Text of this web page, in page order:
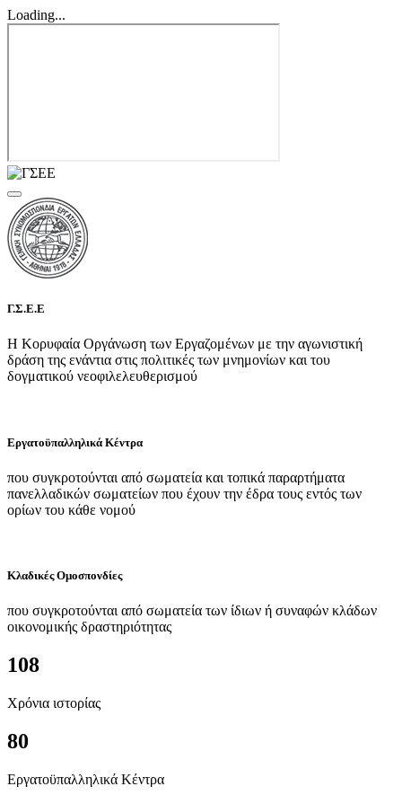
Loading...
Γ.Σ.Ε.Ε
Η Κορυφαία Οργάνωση των Εργαζομένων με την αγωνιστική
δράση της ενάντια στις πολιτικές των μνημονίων και του
δογματικού νεοφιλελευθερισμού
Εργατοϋπαλληλικά Κέντρα
που συγκροτούνται από σωματεία και τοπικά παραρτήματα
πανελλαδικών σωματείων που έχουν την έδρα τους εντός των
ορίων του κάθε νομού
Κλαδικές Ομοσπονδίες
που συγκροτούνται από σωματεία των ίδιων ή συναφών κλάδων
οικονομικής δραστηριότητας
108
Χρόνια ιστορίας
80
Εργατοϋπαλληλικά Κέντρα